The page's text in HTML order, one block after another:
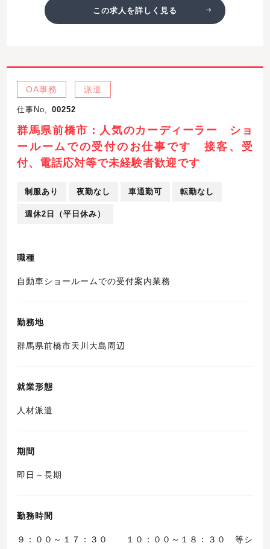
この求人を詳しく見る
OA事務 派遣
仕事No, 00252
群馬県前橋市：人気のカーディーラー ショ
ールームでの受付のお仕事です 接客、受
付、電話応対等で未経験者歓迎です
制服あり 夜勤なし 車通勤可 転勤なし
週休2日（平日休み）
職種
自動車ショールームでの受付案内業務
勤務地
群馬県前橋市天川大島周辺
就業形態
人材派遣
期間
即日～長期
勤務時間
９：００～１７：３０ １０：００～１８：３０ 等シ